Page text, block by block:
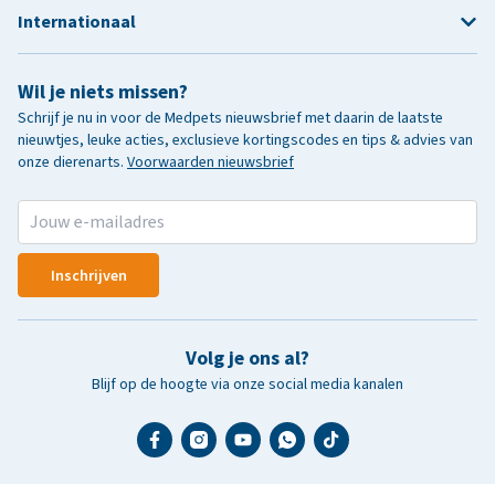
Wil je niets missen?
Schrijf je nu in voor de Medpets nieuwsbrief met daarin de laatste
nieuwtjes, leuke acties, exclusieve kortingscodes en tips & advies van
onze dierenarts. Voorwaarden nieuwsbrief
Inschrijven
Volg je ons al?
Blijf op de hoogte via onze social media kanalen
Internationaal